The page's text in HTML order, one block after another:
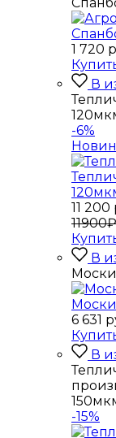
1 720
В
-6%
11 200
11900₽
В
6 631
В
-15%